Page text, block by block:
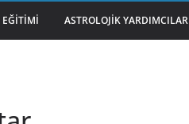
EĞITIMI ASTROLOJIK YARDIMCILAR